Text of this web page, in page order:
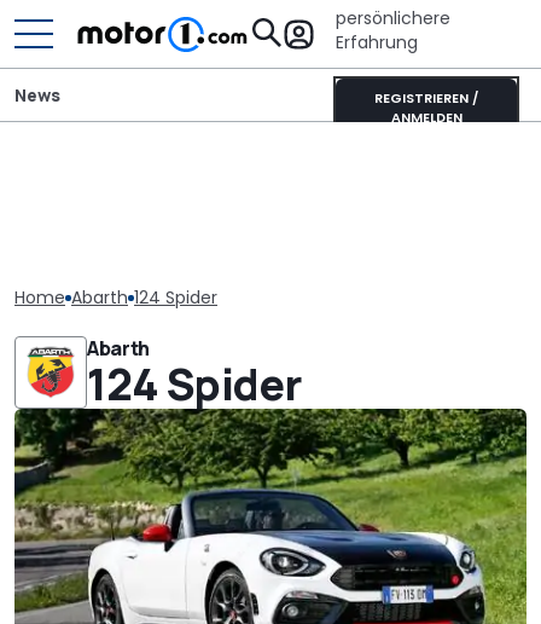
persönlichere
Erfahrung
REGISTRIEREN /
ANMELDEN
News
Home Abarth 124 Spider
Abarth
124 Spider